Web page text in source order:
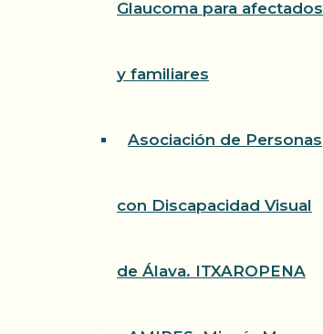
Glaucoma para afectados
y familiares
Asociación de Personas
con Discapacidad Visual
de Álava. ITXAROPENA